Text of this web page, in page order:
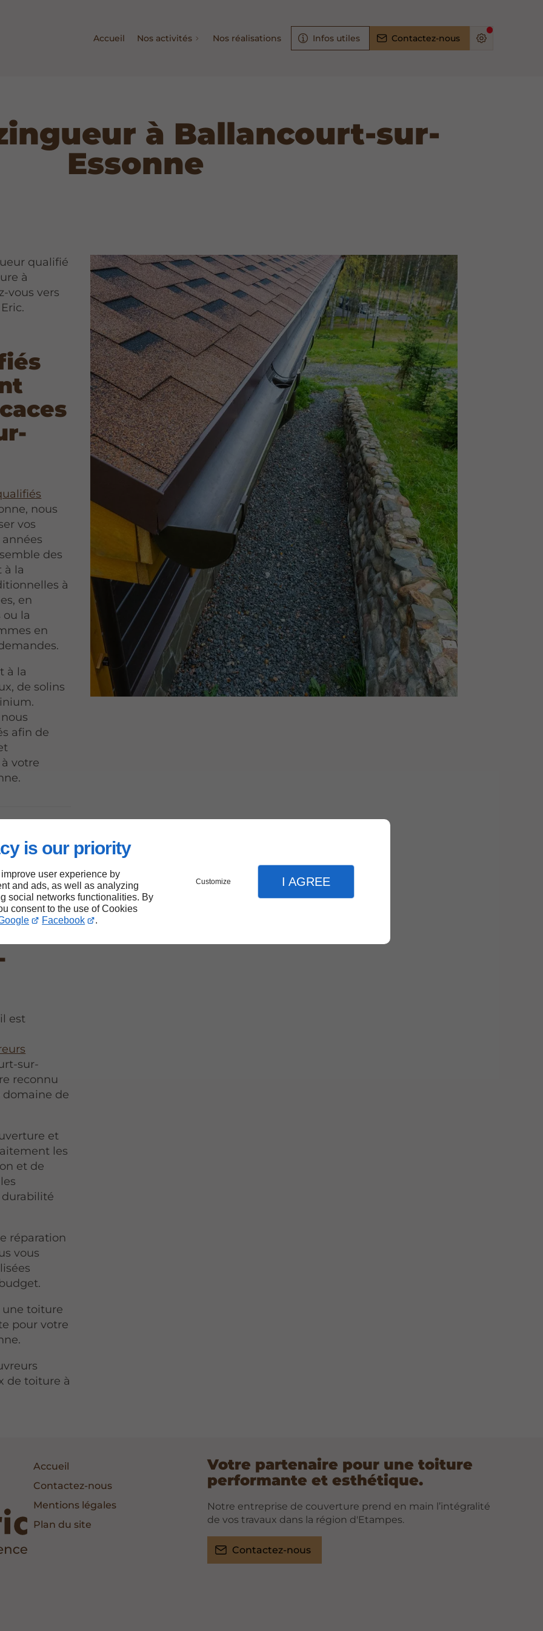
is our priority
user experience by
and ads, as well as analyzing
social networks functionalities. By
consent to the use of Cookies
Facebook .
Customize I AGREE
Accueil Nos activités Nos réalisations Infos utiles Contactez-nous
à Ballancourt-sur-
Essonne
qualifié
à
vous vers
nous
vos
des
à la
à
en
la
en
à la
de solins
nous
afin de
votre
tout
est
sur-
reconnu
domaine de
et
les
et de
réparation
vous
une toiture
pour votre
de toiture à
Accueil
Contactez-nous
Mentions légales
Plan du site
Votre partenaire pour une toiture
performante et esthétique.
Notre entreprise de couverture prend en main l’intégralité
de vos travaux dans la région d'Etampes.
Contactez-nous